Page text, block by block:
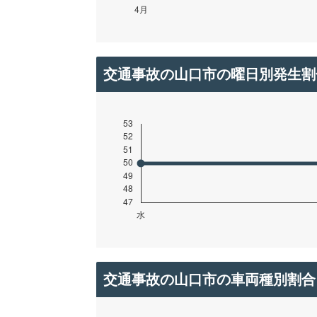
交通事故の山口市の曜日別発生
交通事故の山口市の車両種別割合